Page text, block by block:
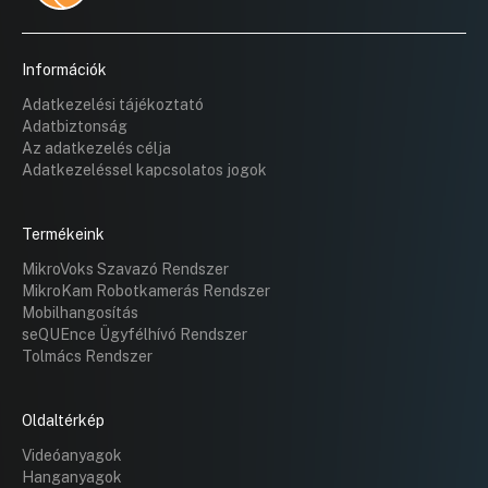
Információk
Adatkezelési tájékoztató
Adatbiztonság
Az adatkezelés célja
Adatkezeléssel kapcsolatos jogok
Termékeink
MikroVoks Szavazó Rendszer
MikroKam Robotkamerás Rendszer
Mobilhangosítás
seQUEnce Ügyfélhívó Rendszer
Tolmács Rendszer
Oldaltérkép
Videóanyagok
Hanganyagok